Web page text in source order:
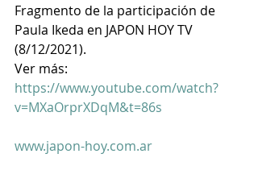
Fragmento de la participación de
Paula Ikeda en JAPON HOY TV
(8/12/2021).
Ver más:
https://www.youtube.com/watch?
v=MXaOrprXDqM&t=86s
www.japon-hoy.com.ar